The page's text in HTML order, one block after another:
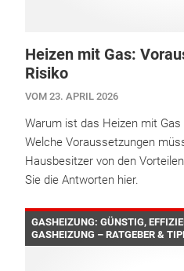
Heizen mit Gas:
Risiko
VOM 23. APRIL 2026
Warum ist das Heizen mit
Welche Voraussetzungen
Hausbesitzer von den
Sie die Antworten hier.
GASHEIZUNG: GÜNSTIG,
GASHEIZUNG – RATGEBER &